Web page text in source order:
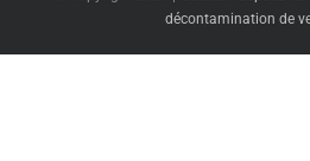
décontamination de